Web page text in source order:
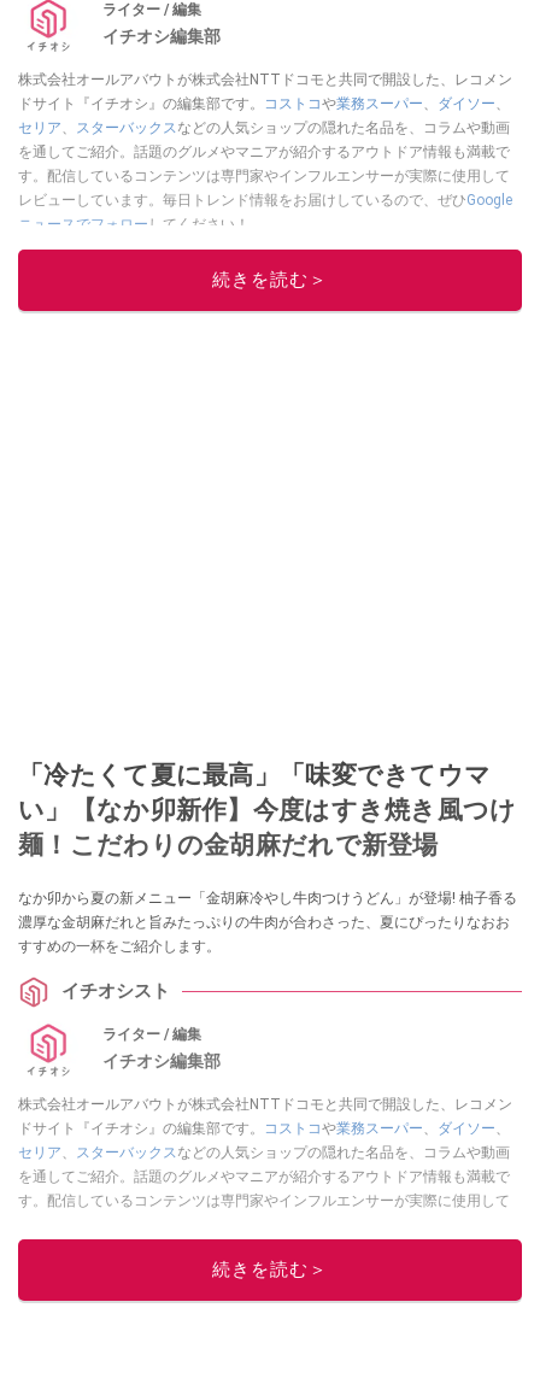
ライター / 編集
イチオシ編集部
株式会社オールアバウトが株式会社NTTドコモと共同で開設した、レコメン
ドサイト『イチオシ』の編集部です。
コストコや業務スーパー、 ダイソー、
セリア、 スターバックスなどの人気ショップの隠れた名品を、コラムや動画
を通してご紹介。話題のグルメやマニアが紹介するアウトドア情報も満載で
す。配信しているコンテンツは専門家やインフルエンサーが実際に使用して
レビューしています。毎日トレンド情報をお届けしているので、ぜひGoogle
ニュースでフォロー してください！
続きを読む＞
「冷たくて夏に最高」「味変できてウマ
い」【なか卯新作】今度はすき焼き風つけ
麺！こだわりの金胡麻だれで新登場
なか卯から夏の新メニュー「金胡麻冷やし牛肉つけうどん」が登場! 柚子香る
濃厚な金胡麻だれと旨みたっぷりの牛肉が合わさった、夏にぴったりなおお
すすめの一杯をご紹介します。
イチオシスト
ライター / 編集
イチオシ編集部
株式会社オールアバウトが株式会社NTTドコモと共同で開設した、レコメン
ドサイト『イチオシ』の編集部です。
コストコや業務スーパー、 ダイソー、
セリア、 スターバックスなどの人気ショップの隠れた名品を、コラムや動画
を通してご紹介。話題のグルメやマニアが紹介するアウトドア情報も満載で
す。配信しているコンテンツは専門家やインフルエンサーが実際に使用して
ニュースでフォロー
続きを読む＞